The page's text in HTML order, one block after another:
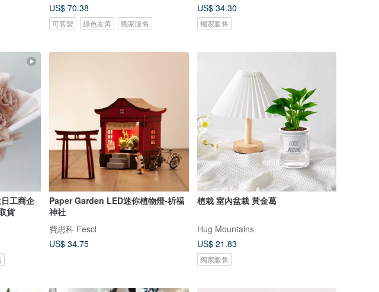
US$ 70.38
可客製 綠色友善 獨家販售
US$ 34.30
獨家販售
工商企
貨
Paper Garden LED迷你植物燈-祈福
神社
費思科 Fescl
US$ 34.75
植栽 室內盆栽 黃金葛
Hug Mountains
US$ 21.83
獨家販售